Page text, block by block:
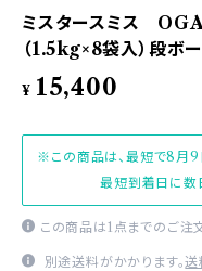
ミスタースミス
（1.5kg×8袋入）段ボ
¥ 15,400
※この商品は、最短で8月9
最短到着日に数
この商品は1点までのご注
別途送料がかかります。送